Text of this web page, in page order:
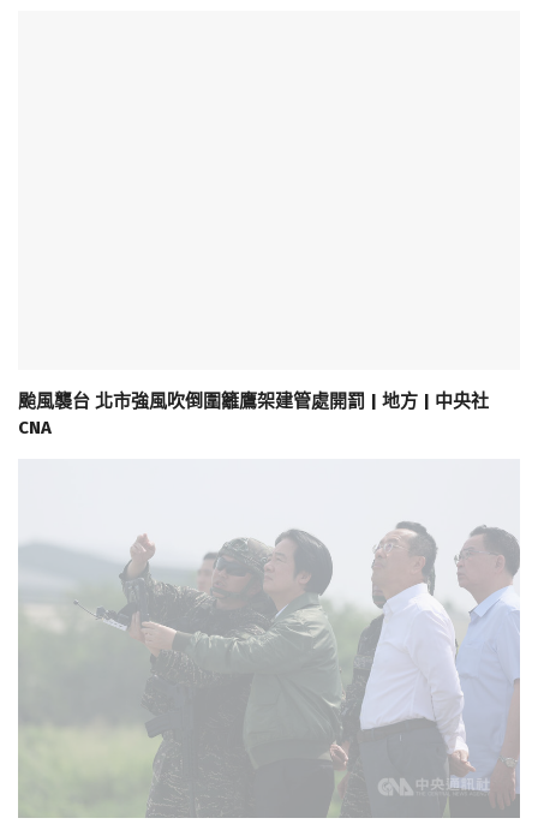
颱風襲台 北市強風吹倒圍籬鷹架建管處開罰 | 地方 | 中央社
CNA